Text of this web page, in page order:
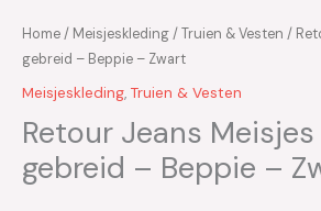
Home/ Meisjeskleding/Truien & Vesten /
gebreid – Beppie – Zwart
Meisjeskleding, Truien & Vesten
Retour Jeans
gebreid – Beppie –